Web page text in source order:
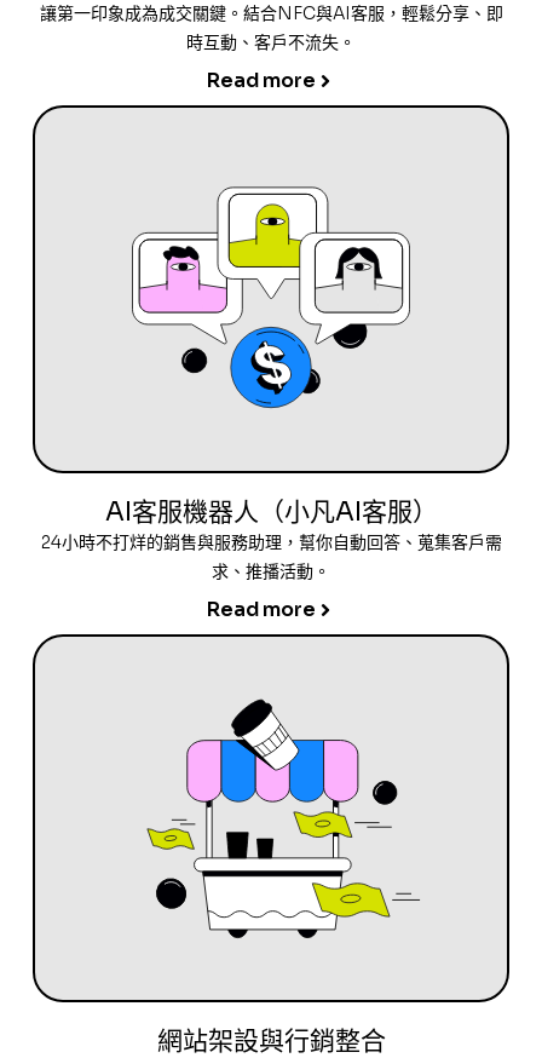
讓第一印象成為成交關鍵。結合NFC與AI客服，輕鬆分享、即
時互動、客戶不流失。
Read more
AI客服機器人（小凡AI客服）
24小時不打烊的銷售與服務助理，幫你自動回答、蒐集客戶需
求、推播活動。
Read more
網站架設與行銷整合